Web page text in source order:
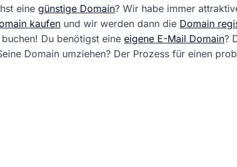
eine günstige Domain? Wir habe immer
kaufen und wir werden dann die Domain
Du benötigst eine eigene E-Mail Domain?
Domain umziehen? Der Prozess für einen